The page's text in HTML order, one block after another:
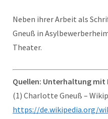
Neben ihrer Arbeit als
Gneuß in
Theater.
Quellen: Unterhaltung mit
(1) Charlotte Gneuß –
https://de.wikipedia.org/